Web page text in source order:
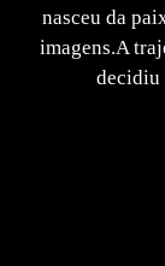
nasceu da
imagens.A
decidiu